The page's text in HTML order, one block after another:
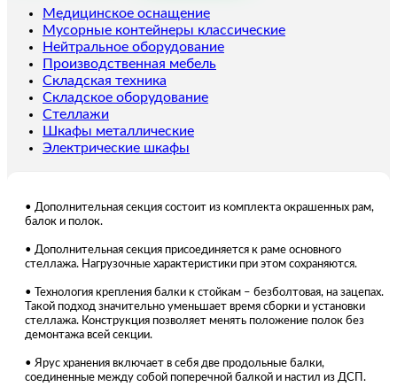
2185-
3,0
350-
DS
Медицинское оснащение
Мусорные контейнеры классические
Нейтральное оборудование
Производственная мебель
Складская техника
Складское оборудование
Стеллажи
Шкафы металлические
Электрические шкафы
• Дополнительная секция состоит из комплекта окрашенных рам,
балок и полок.
• Дополнительная секция присоединяется к раме основного
стеллажа. Нагрузочные характеристики при этом сохраняются.
• Технология крепления балки к стойкам – безболтовая, на зацепах.
Такой подход значительно уменьшает время сборки и установки
стеллажа. Конструкция позволяет менять положение полок без
демонтажа всей секции.
• Ярус хранения включает в себя две продольные балки,
соединенные между собой поперечной балкой и настил из ДСП.